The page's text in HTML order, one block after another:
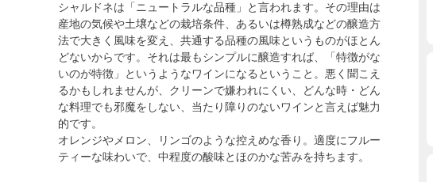
シャルドネは「ニュートラルな品種」と言われます。その理由は
産地の気候や土壌などの栽培条件、あるいは樽熟成などの醸造方
法で大きく風味を変え、共通する品種の風味というものがほとん
どないからです。それは最もシンプルに醸造すれば、「特徴がな
いのが特徴」というようなワインになるということ。悪く聞こえ
るかもしれませんが、クリーンで嫌われにくい、どんな時・どん
な料理でも邪魔をしない、当たり障りのないワインと言えば魅力
的です。
オレンジやメロン、リンゴのような控えめな香り。適度にフルー
ティーな味わいで、中程度の酸味とほのかな苦みを持ちます。